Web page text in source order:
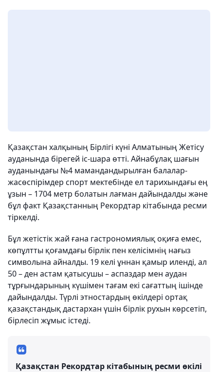
Қазақстан халқының Бірлігі күні Алматының Жетісу
ауданында бірегей іс-шара өтті. Айнабұлақ шағын
ауданындағы №4 мамандандырылған балалар-
жасөспірімдер спорт мектебінде ел тарихындағы ең
ұзын – 1704 метр болатын лағман дайындалды және
бұл факт Қазақстанның Рекордтар кітабында ресми
тіркелді.
Бұл жетістік жай ғана гастрономиялық оқиға емес,
көпұлтты қоғамдағы бірлік пен келісімнің нағыз
символына айналды. 19 келі ұннан қамыр иленді, ал
50 – ден астам қатысушы – аспаздар мен аудан
тұрғындарының күшімен тағам екі сағаттың ішінде
дайындалды. Түрлі этностардың өкілдері ортақ
қазақстандық дастархан үшін бірлік рухын көрсетіп,
бірлесіп жұмыс істеді.
Қазақстан Рекордтар кітабының ресми өкілі